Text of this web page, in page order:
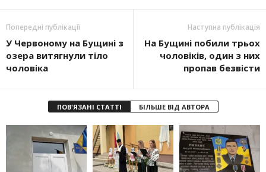
Попередні публікації
У Червоному на Бущині з
озера витягнули тіло
чоловіка
Наступна публікація
На Бущині побили трьох
чоловіків, один з них
пропав безвісти
ПОВ'ЯЗАНІ СТАТТІ БІЛЬШЕ ВІД АВТОРА